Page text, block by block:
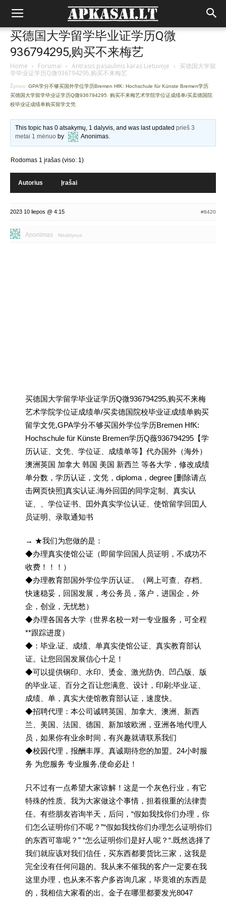
买德国大学留学毕业证学历Q微
936794295,购买不来梅艺
Home › Forumai › Antrasis pasaulinis karas Lietuvoje › 买德国大学留
学毕业证学历Q微936794295,购买不来梅艺
Žymos: GPA学分不够买国外学位学历Bremen HfK: Hochschule für Künste Bremen学历
买德国大学留学毕业证学历Q微936794295
购买不来梅艺术学院学位证成绩单/买卖德国院
校毕业证成绩单购买留学文凭
This topic has 0 atsakymų, 1 dalyvis, and was last updatedprieš 3
metai 1 mėnuo by Anonimas.
Rodomas 1 įrašas (viso: 1)
Autorius Įrašai
2023 10 liepos @ 4:15 #8420
Anonimas Neaktyvus
买德国大学留学毕业证学历Q微936794295,购买不来梅
艺术学院学位证成绩单/买卖德国院校毕业证成绩单购买
留学文凭,GPA学分不够买国外学位学历Bremen HfK:
Hochschule für Künste Bremen学历Q薇936794295【学
历认证、文凭、学位证、成绩单等】代办国外（海外）
澳洲英国 加拿大 韩国 美国 新西兰 等各大学，修改成绩
单分数，学历认证，文凭，diploma，degree [删除请点
击网页快照]真实认证.海外回囯的同学定制、真实认
证、、学位证书、囯外真实学位认证、使馆留学回囯人
员证明、录取通知书
→ ★我们为您做的是：
◆办理真实使馆公证（即留学回国人员证明，不成功不
收费！！！）
◆办理教育部国外学位学历认证。（网上可查、存档、
快速稳妥，回国发展，考公务员，落户，进国企，外
企，创业，无忧愁）
◆办理各国各大学（世界名校一对一专业服务，可全程
**跟踪进度）
◆：毕业.证、成绩、单真实使馆公证、真实教育部认
证。让您回国发展信心十足！
◆可以提供钢印、水印、烫金、激光防伪、凹凸版、版
的毕业.证、百分之百让您满意、设计，印刷;毕业.证、
成绩、单，真实大使馆教育部认证，速度快。
◆招聘代理：本公司诚聘英国、加拿大、澳洲、新西
兰、美国、法国、德国、新加坡欧洲，亚洲各地代理人
员，如果你有业余时间，有兴趣就请联系我们
◆校园代理，报酬丰厚。真诚期待您的加盟。24小时服
务 为您服务 专业服务,使命必赴！
只不过有一点希望大家谅解！这是一个灰色行业，有它
特殊的性质。我为大家做这个事情，担着很重的法律责
任。有些朋友咨询半天，后问，“假如我找你们办理，你
们怎么证明你们不呢？”“假如我找你们办理怎么证明你们
的东西可靠呢？” “怎么证明你们是好人呢？“.既然选择了
我们就应该对我们信任，买东西都要货比三家，这我是
完全没有任何问题的。我从来不催我的客户一定要在我
这里办理，也从来不客户多咨询几家，毕竟谁的东西是
的，我相信大家看的出。金子在哪里都要发光8047